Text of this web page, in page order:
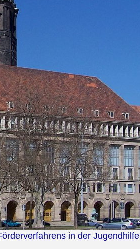
in der Jugendhilfe